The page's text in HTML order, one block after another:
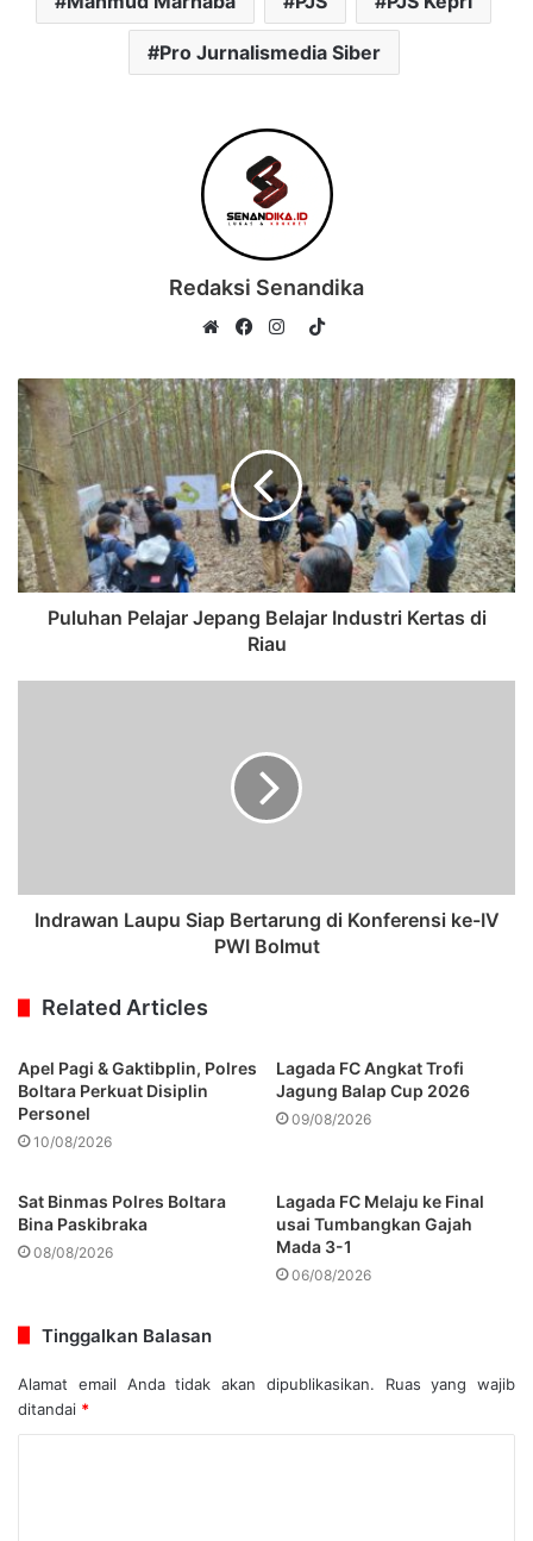
Pro Jurnalismedia Siber
Redaksi Senandika
TikTok
Puluhan Pelajar Jepang Belajar Industri Kertas di
Riau
Indrawan Laupu Siap Bertarung di Konferensi ke-IV
PWI Bolmut
Related Articles
Apel Pagi & Gaktibplin, Polres
Boltara Perkuat Disiplin
Personel
10/08/2026
Lagada FC Angkat Trofi
Jagung Balap Cup 2026
09/08/2026
Sat Binmas Polres Boltara
Bina Paskibraka
08/08/2026
Lagada FC Melaju ke Final
usai Tumbangkan Gajah
Mada 3-1
06/08/2026
Tinggalkan Balasan
Alamat email Anda tidak akan dipublikasikan.
Ruas yang wajib
ditandai *